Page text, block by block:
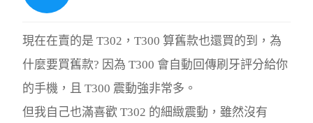
現在在賣的是 T302，T300 算舊款也還買的到，為
什麼要買舊款? 因為 T300 會自動回傳刷牙評分給你
的手機，且 T300 震動強非常多。
但我自己也滿喜歡 T302 的細緻震動，雖然沒有